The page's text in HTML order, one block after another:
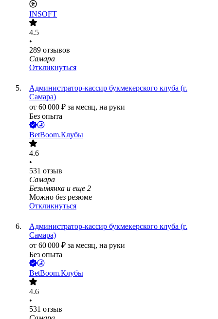
INSOFT
4.5
•
289 отзывов
Самара
Откликнуться
Администратор-кассир букмекерского клуба (г.
Самара)
от 60 000 ₽ за месяц, на руки
Без опыта
BetBoom.Клубы
4.6
•
531 отзыв
Самара
Безымянка и еще 2
Можно без резюме
Откликнуться
Администратор-кассир букмекерского клуба (г.
Самара)
от 60 000 ₽ за месяц, на руки
Без опыта
BetBoom.Клубы
4.6
•
531 отзыв